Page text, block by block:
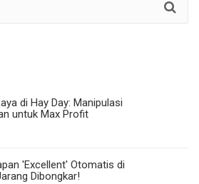
di Hay Day: Manipulasi
untuk Max Profit
'Excellent' Otomatis di
Dibongkar!